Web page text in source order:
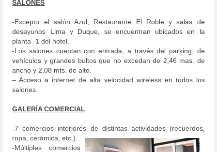
SALONES
-Excepto el salón Azul, Restaurante El Roble y salas de
desayunos Lima y Duque, se encuentran ubicados en la
planta -1 del hotel.
-Los salones cuentan con entrada, a través del parking, de
vehículos y grandes bultos que no excedan de 2,46 mas. de
ancho y 2,08 mts. de alto.
– Acceso a internet de alta velocidad wireless en todos los
salones.
GALERÍA COMERCIAL
-7 comercios interiores de distintas actividades (recuerdos,
ropa, cerámica, etc.).
-Múltiples comercios